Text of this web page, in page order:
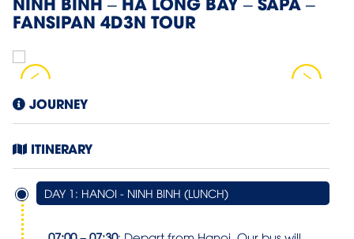
FANSIPAN 4D3N TOUR
JOURNEY
ITINERARY
DAY 1: HANOI - NINH BINH (LUNCH)